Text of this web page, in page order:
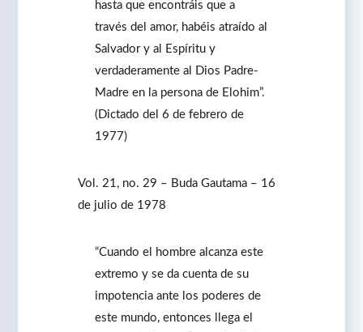
hasta que encontráis que a
través del amor, habéis atraído al
Salvador y al Espíritu y
verdaderamente al Dios Padre-
Madre en la persona de Elohim”.
(Dictado del 6 de febrero de
1977)
Vol. 21, no. 29 – Buda Gautama – 16
de julio de 1978
“Cuando el hombre alcanza este
extremo y se da cuenta de su
impotencia ante los poderes de
este mundo, entonces llega el